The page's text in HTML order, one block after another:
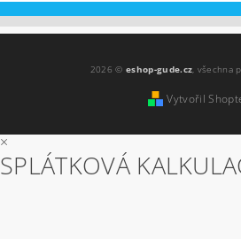
2026 ©eshop-gude.cz, všechna
Vytvořil
×
SPLÁTKOVÁ